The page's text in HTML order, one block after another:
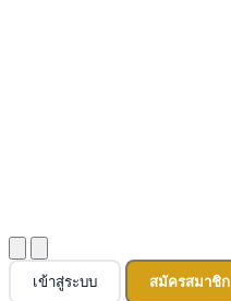
เข้าสู่ระบบ สมัครสมาชิก